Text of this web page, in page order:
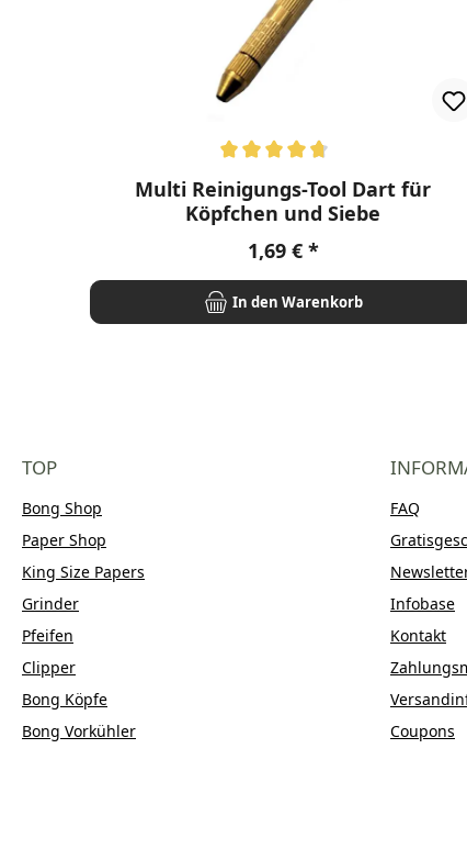
Durchschnittliche Bewertung von 4.8 von 5
Multi Reinigungs-Tool Dart für
Köpfchen und Siebe
Regulärer Preis:
1,69 €
In den Warenkorb
TOP
Bong Shop
Paper Shop
King Size Papers
Grinder
Pfeifen
Clipper
Bong Köpfe
Bong Vorkühler
FAQ
Infobase
Kontakt
Coupons